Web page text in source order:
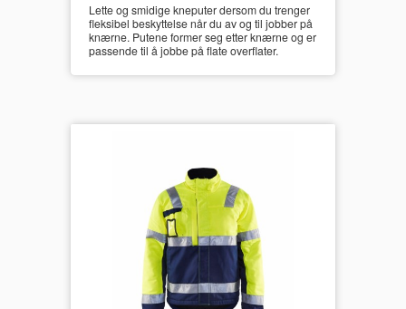
Lette og smidige kneputer dersom du trenger
fleksibel beskyttelse når du av og til jobber på
knærne. Putene former seg etter knærne og er
passende til å jobbe på flate overflater.